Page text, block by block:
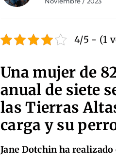
4/5 - (1
Una mujer de
anual de siete
las Tierras
carga y su
Jane Dotchin ha realizado